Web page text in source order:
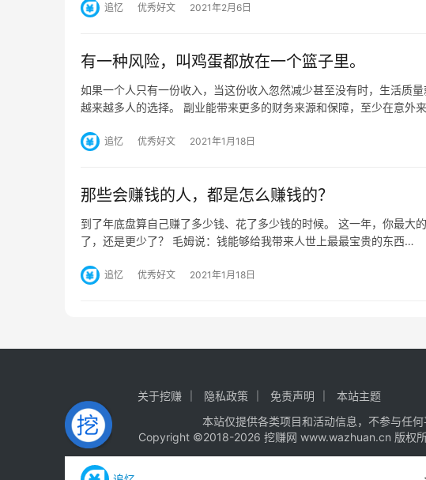
追忆 优秀好文 2021年2月6日
有一种风险，叫鸡蛋都放在一个篮子里。
如果一个人只有一份收入，当这份收入忽然减少甚至没有时，生活质
越来越多人的选择。 副业能带来更多的财务来源和保障，至少在意外
追忆 优秀好文 2021年1月18日
那些会赚钱的人，都是怎么赚钱的？
到了年底盘算自己赚了多少钱、花了多少钱的时候。 这一年，你最大
了，还是更少了？ 毛姆说：钱能够给我带来人世上最最宝贵的东西…
追忆 优秀好文 2021年1月18日
关于挖赚 隐私政策 免责声明
本站主题
本站仅提供各类项目和活动信息，不参与任
Copyright ©2018-2026 挖赚网 www.wazhuan.cn 版权